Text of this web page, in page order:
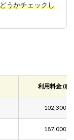
うかチェックし
利用料金 (税
102,300円
187,000円